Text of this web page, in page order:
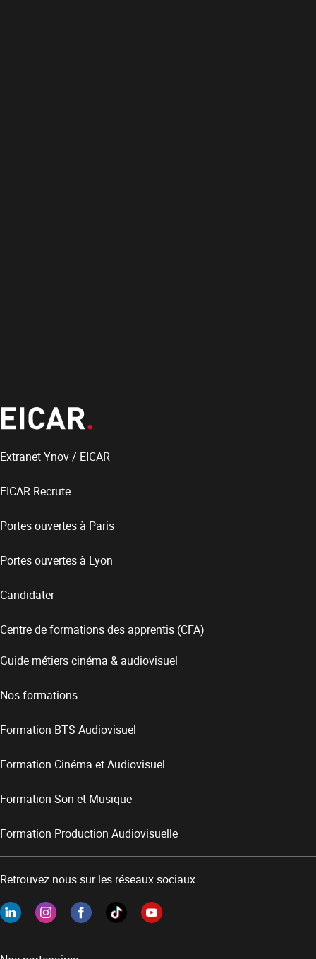
Extranet Ynov / EICAR
EICAR Recrute
Portes ouvertes à Paris
Portes ouvertes à Lyon
Candidater
Centre de formations des apprentis (CFA)
Guide métiers cinéma & audiovisuel
Nos formations
Formation BTS Audiovisuel
Formation Cinéma et Audiovisuel
Formation Son et Musique
Formation Production Audiovisuelle
Retrouvez nous sur les réseaux sociaux